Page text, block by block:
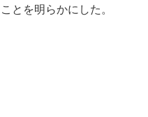
とを明らかにした。